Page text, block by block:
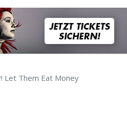
Let Them Eat Money